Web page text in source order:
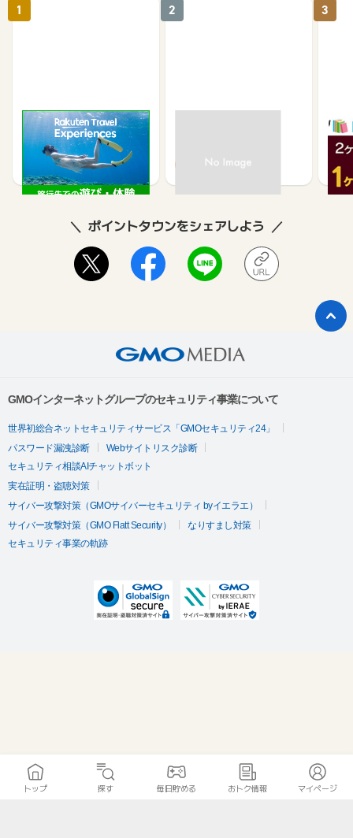
楽天トラベル観光体験
2.5%
1
1.3%
2
い
3
ポイントタウンをシェアしよう
GMOインターネットグループのセキュリティ事業について
世界初総合ネットセキュリティサービス「GMOセキュリティ24」
パスワード漏洩診断
Webサイトリスク診断
セキュリティ相談AIチャットボット
実在証明・盗聴対策
サイバー攻撃対策（GMOサイバーセキュリティ byイエラエ）
サイバー攻撃対策（GMO Flatt Security）
なりすまし対策
セキュリティ事業の軌跡
トップ 探す 毎日貯める おトク情報 マイページ